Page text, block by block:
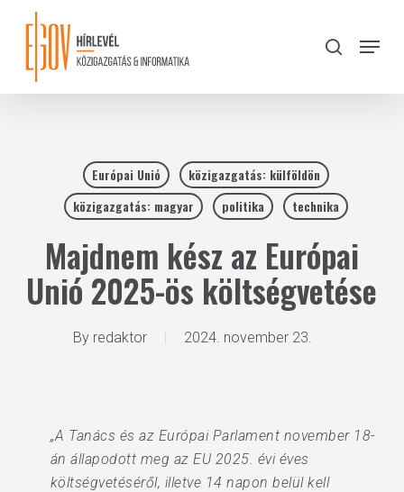
content
search
Menu
Európai Unió
közigazgatás: külföldön
közigazgatás: magyar
politika technika
Majdnem kész az Európai
Unió 2025-ös költségvetése
By redaktor 2024. november 23.
„A Tanács és az Európai Parlament november 18-
án állapodott meg az EU 2025. évi éves
költségvetéséről, illetve 14 napon belül kell
Close